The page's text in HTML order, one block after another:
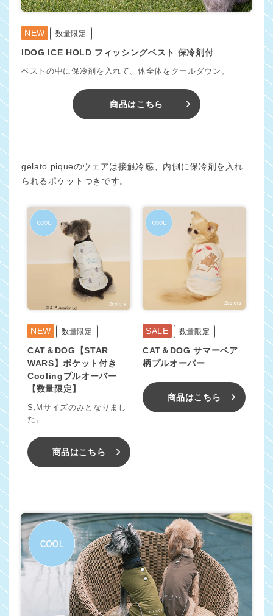
NEW 数量限定
IDOG ICE HOLD フィッシングベスト 保冷剤付
ベストの中に保冷剤を入れて、体全体をクールダウン。
商品はこちら
gelato piqueのウェアは接触冷感、内側に保冷剤を入れ
られるポケットつきです。
NEW 数量限定
CAT＆DOG【STAR
WARS】ポケット付き
Coolingプルオーバー
【数量限定】
S,Mサイズのみとなりまし
た。
商品はこちら
SALE 数量限定
CAT＆DOG サマーベア
柄プルオーバー
商品はこちら